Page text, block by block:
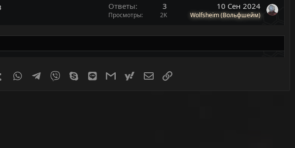
Ответы 3
Просмотры 2K
10 Сен 2024
Wolfsheim (Вольфшейм)
Tumblr WhatsAppTelegram
Viber Skype Line GmailyahoomailЭлектронная почта